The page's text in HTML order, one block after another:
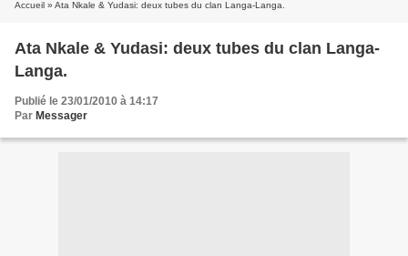
Accueil » Ata Nkale & Yudasi: deux tubes du clan Langa-Langa.
Ata Nkale & Yudasi: deux tubes du clan Langa-
Langa.
Publié le 23/01/2010 à 14:17
Par Messager